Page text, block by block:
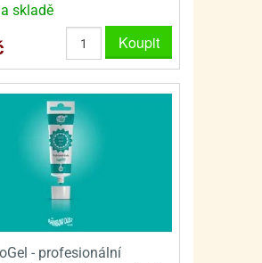
skladě
Koupit
- profesionální